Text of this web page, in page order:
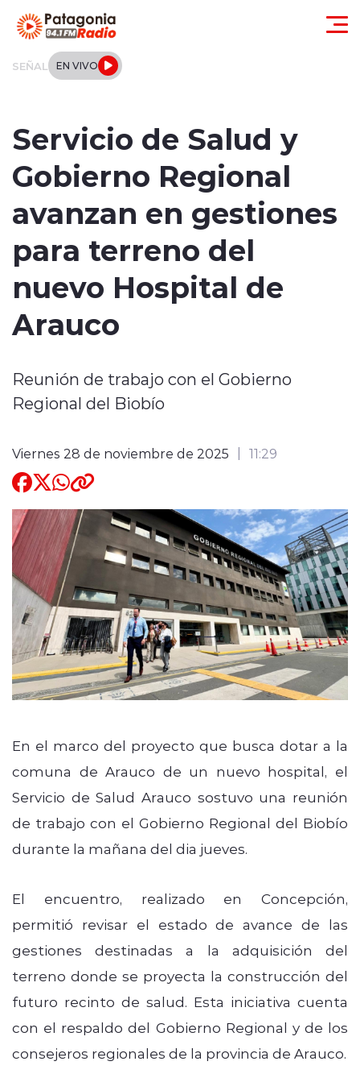
SEÑAL EN VIVO
Internacional
Quienes Somos
modo claro
Servicio de Salud y
Gobierno Regional
avanzan en gestiones
para terreno del
nuevo Hospital de
Arauco
Reunión de trabajo con el Gobierno
Regional del Biobío
Viernes 28 de noviembre de 2025 11:29
En el marco del proyecto que busca dotar a la
comuna de Arauco de un nuevo hospital, el
Servicio de Salud Arauco sostuvo una reunión
de trabajo con el Gobierno Regional del Biobío
durante la mañana del dia jueves.
El encuentro, realizado en Concepción,
permitió revisar el estado de avance de las
gestiones destinadas a la adquisición del
terreno donde se proyecta la construcción del
futuro recinto de salud. Esta iniciativa cuenta
con el respaldo del Gobierno Regional y de los
consejeros regionales de la provincia de Arauco.